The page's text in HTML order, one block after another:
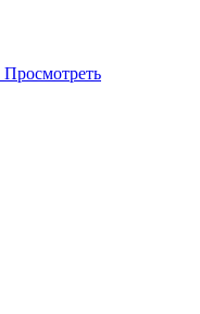
Просмотреть